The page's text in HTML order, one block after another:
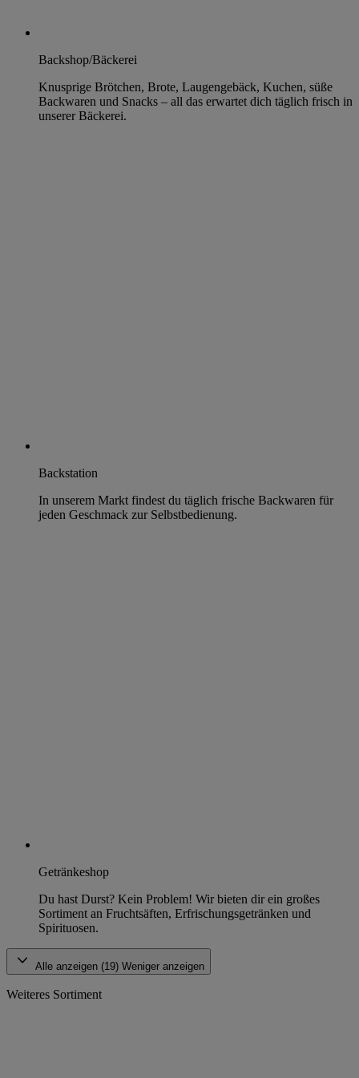
Backshop/Bäckerei
Knusprige Brötchen, Brote, Laugengebäck, Kuchen, süße
Backwaren und Snacks – all das erwartet dich täglich frisch in
unserer Bäckerei.
Backstation
In unserem Markt findest du täglich frische Backwaren für
jeden Geschmack zur Selbstbedienung.
Getränkeshop
Du hast Durst? Kein Problem! Wir bieten dir ein großes
Sortiment an Fruchtsäften, Erfrischungsgetränken und
Spirituosen.
Alle anzeigen (19) Weniger anzeigen
Weiteres Sortiment